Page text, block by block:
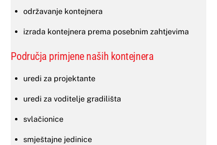
održavanje kontejnera
izrada kontejnera prema posebnim zahtjevima
Područja primjene naših kontejnera
uredi za projektante
uredi za voditelje gradilišta
svlačionice
smještajne jedinice